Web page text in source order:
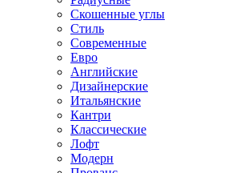
Скошенные углы
Стиль
Современные
Евро
Английские
Дизайнерские
Итальянские
Кантри
Классические
Лофт
Модерн